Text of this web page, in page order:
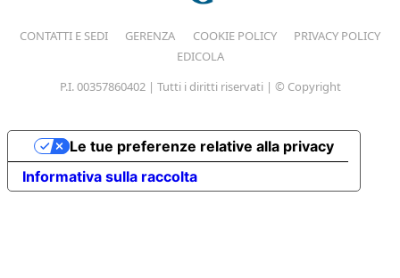
CONTATTI E SEDI GERENZA COOKIE POLICY
PRIVACY POLICY
EDICOLA
P.I. 00357860402 | Tutti i diritti riservati | © Copyright
Informativa sulla raccolta
Le tue preferenze relative alla privacy